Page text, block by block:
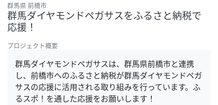
群馬県 前橋市
群馬ダイヤモンドペガサスをふるさと納税で
応援！
プロジェクト概要
群馬ダイヤモンドペガサスは、群馬県前橋市と連携
し、前橋市へのふるさと納税が群馬ダイヤモンドペガ
サスの応援に活用される取り組みを行っています。ふ
るスポ！を通した応援をお願いします！